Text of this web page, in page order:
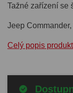
Tažné zařízení se
Jeep
Celý popis